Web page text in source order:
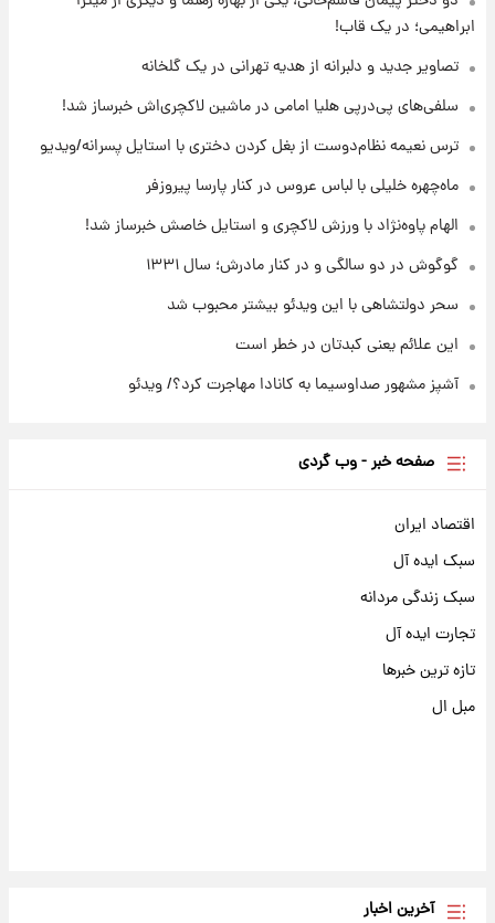
۱۴ ساعت پیش
+جدول
۱۴ ساعت پیش
قیمت محصولات ایران‌خودرو و سایپا امروز شنبه
ابراهیمی؛ در یک قاب!
تصاویر جدید و دلبرانه از هدیه تهرانی در یک گلخانه
سلفی‌های پی‌درپی هلیا امامی در ماشین لاکچری‌اش خبرساز شد!
ترس نعیمه نظام‌دوست از بغل کردن دختری با استایل پسرانه/ویدیو
ماه‌چهره خلیلی با لباس عروس در کنار پارسا پیروزفر
الهام پاوه‌نژاد با ورزش لاکچری و استایل خاصش خبرساز شد!
گوگوش در دو سالگی و در کنار مادرش؛ سال ۱۳۳۱
سحر دولتشاهی با این ویدئو بیشتر محبوب شد
این علائم یعنی کبدتان در خطر است
آشپز مشهور صداوسیما به کانادا مهاجرت کرد؟/ ویدئو
صفحه خبر - وب گردی
اقتصاد ایران
سبک ایده آل
سبک زندگی مردانه
تجارت ایده آل
تازه ترین خبرها
مبل ال
آخرین اخبار